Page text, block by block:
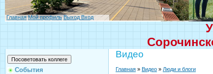
Главная Мой профиль Выход Вход
События
Видео
Главная » Видео » Люди и блоги